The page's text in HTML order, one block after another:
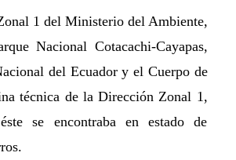
1 del Ministerio del Ambiente,
Nacional Cotacachi-Cayapas,
del Ecuador y el Cuerpo de
técnica de la Dirección Zonal 1,
se encontraba en estado de